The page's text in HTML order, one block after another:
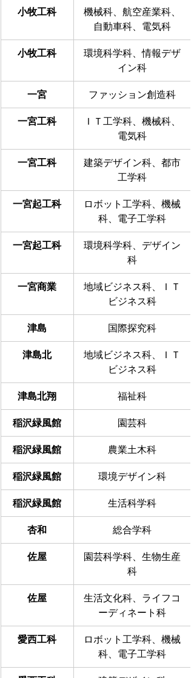
小牧工科
機械科、航空産業科、
自動車科、電気科
小牧工科
環境科学科、情報デザ
イン科
一宮 ファッション創造科
一宮工科
ＩＴ工学科、機械科、
電気科
一宮工科
建築デザイン科、都市
工学科
一宮起工科
ロボット工学科、機械
科、電子工学科
一宮起工科
環境科学科、デザイン
科
一宮商業
地域ビジネス科、ＩＴ
ビジネス科
津島 国際探究科
津島北
地域ビジネス科、ＩＴ
ビジネス科
津島北翔 福祉科
稲沢緑風館 園芸科
稲沢緑風館 農業土木科
稲沢緑風館 環境デザイン科
稲沢緑風館 生活科学科
杏和 総合学科
佐屋
園芸科学科、生物生産
科
佐屋
生活文化科、ライフコ
ーディネート科
愛西工科
ロボット工学科、機械
科、電子工学科